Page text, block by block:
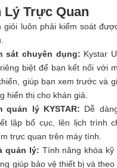
Lý Trực Quan
giỏi luôn phải kiểm soát
sát chuyên dụng: Kystar
biệt để bạn kết nối với
giúp bạn xem trước và
hiển thị cho khán giả.
quản lý KYSTAR: Dễ
lập bố cục, lên lịch trình
trực quan trên máy tính.
quản lý: Tính năng khóa
giúp bảo vệ thiết bị và